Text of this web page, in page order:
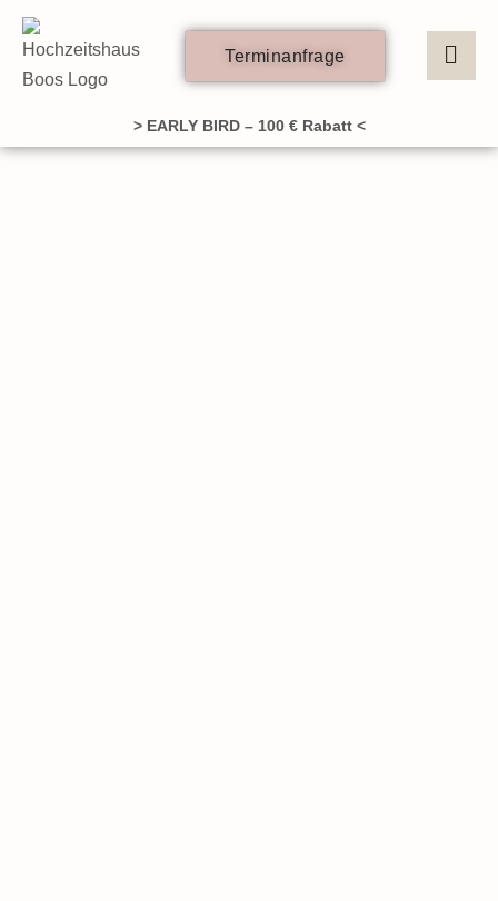
Zum
Inhalt
springen
Terminanfrage
> EARLY BIRD – 100 € Rabatt <